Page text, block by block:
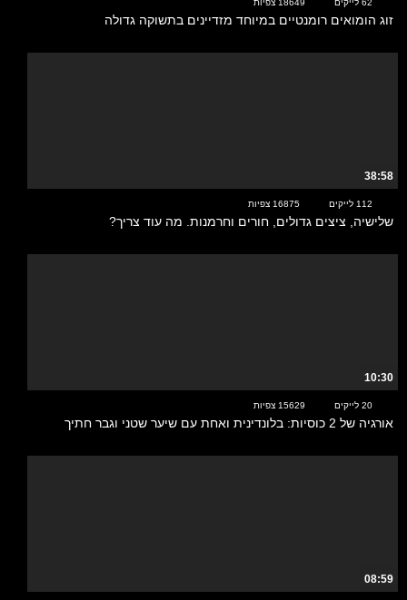
זוג הומואים רומנטיים במיוחד מזדיינים בתשוקה גדולה
38:58
112 לייקים 16875 צפיות
שלישיה, ציצים גדולים, חורים וחרמנות. מה עוד צריך?
10:30
20 לייקים 15629 צפיות
אורגיה של 2 כוסיות: בלונדינית ואחת עם שיער שטני וגבר חתיך
08:59